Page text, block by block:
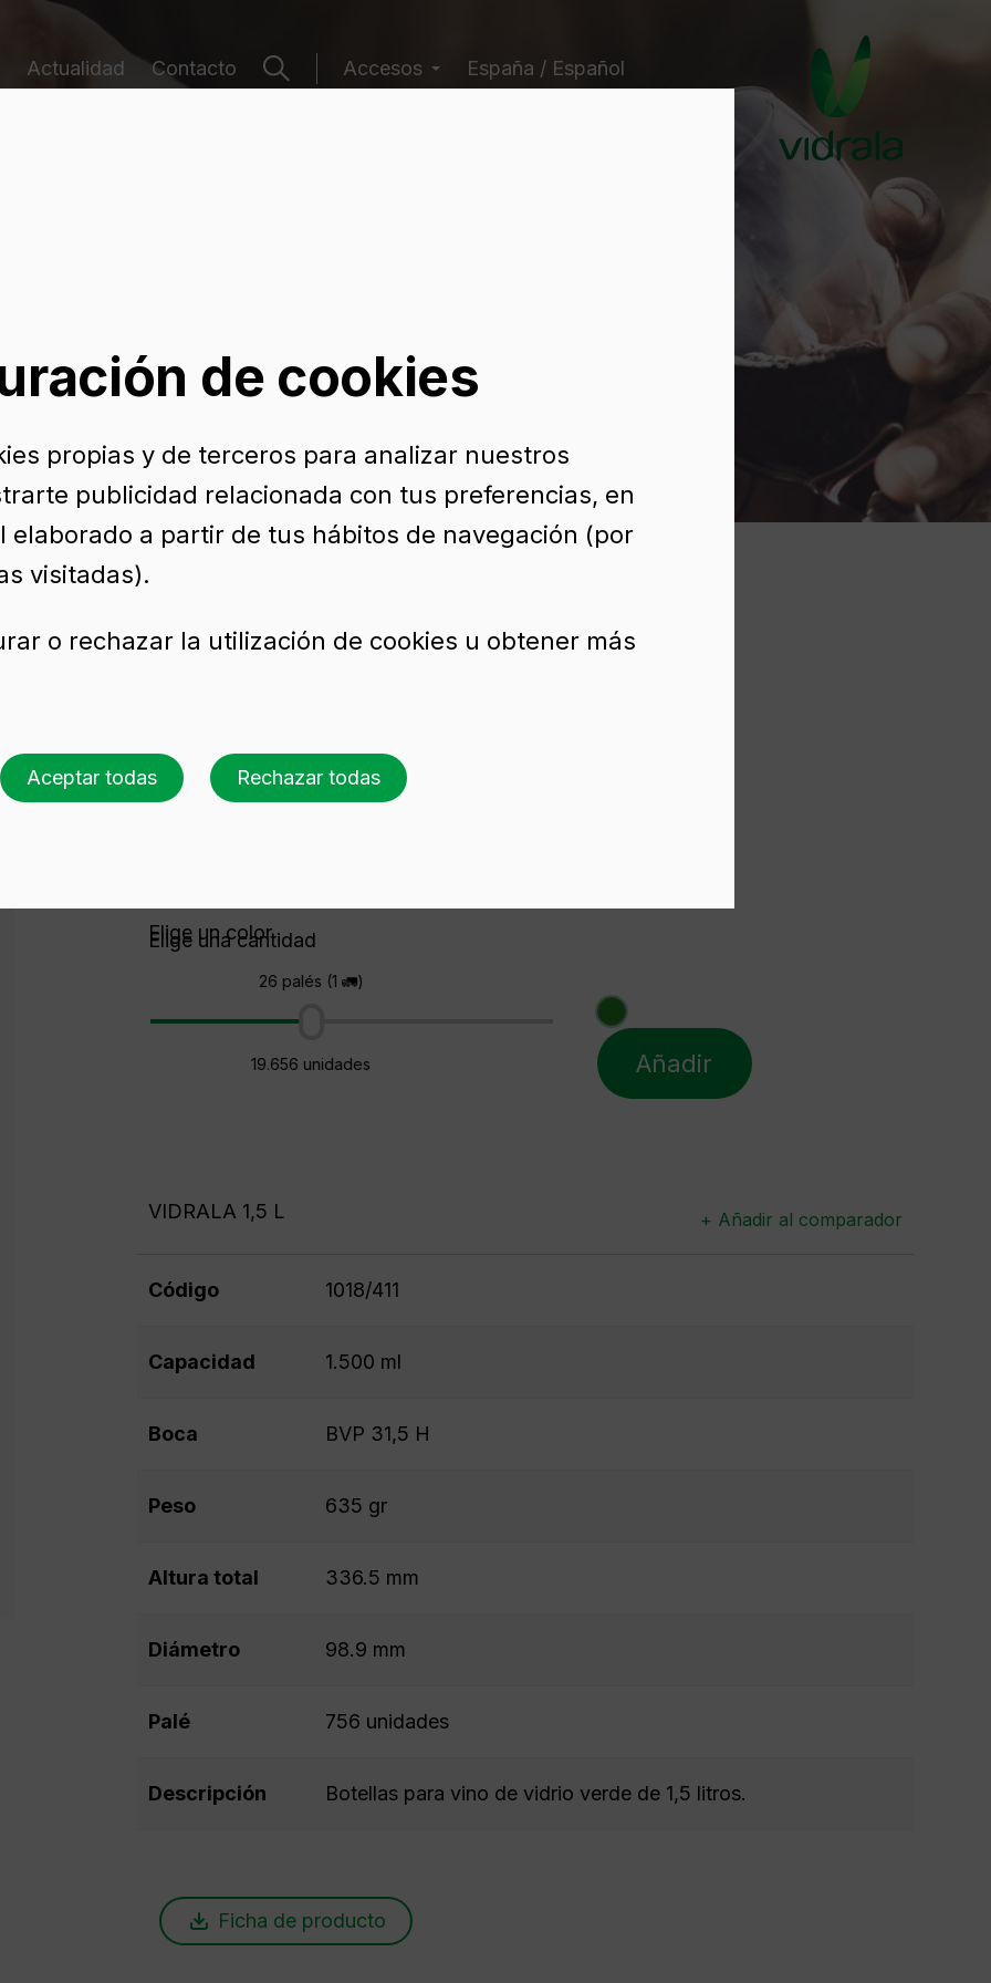
Actualidad Contacto Accesos España / Español
1,5 L
vidrio verde
ml)
Elige una cantidad
26 palés (1 🚛)
19.656 unidades
Elige un color
Añadir
VIDRALA 1,5 L + Añadir al comparador
Código 1018/411
Capacidad 1.500 ml
Boca BVP 31,5 H
Peso 635 gr
Altura total 336.5 mm
Diámetro 98.9 mm
Palé 756 unidades
Descripción Botellas para vino de vidrio verde de 1,5 litros.
Ficha de producto
de cookies
propias y de terceros para analizar nuestros
publicidad relacionada con tus preferencias, en
elaborado a partir de tus hábitos de navegación (por
visitadas).
o rechazar la utilización de cookies u obtener más
Aceptar todas Rechazar todas